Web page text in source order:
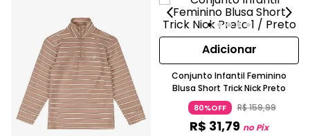
Adicionar
Conjunto Infantil Feminino
Blusa Short Trick Nick Preto
80%OFF R$159,99
R$ 31,79 no Pix